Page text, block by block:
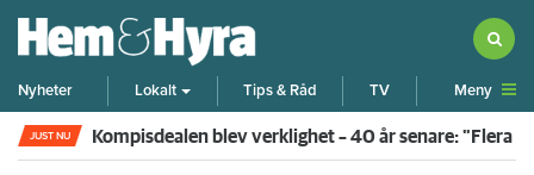
Nyheter Lokalt Tips & Råd TV Meny
JUST NU Kompisdealen blev verklighet – 40 år senare: "Flera